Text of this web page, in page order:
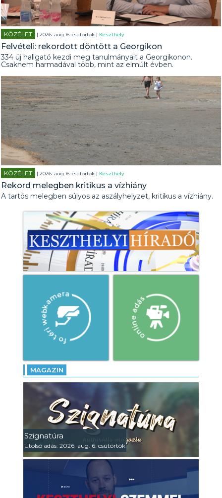
KÖZÉLET | 2026. aug. 6. csütörtök | Keszthely
Felvételi: rekordott döntött a Georgikon
334 új hallgató kezdi meg tanulmányait a Georgikonon.
Csaknem harmadával több, mint az elmúlt évben.
KÖZÉLET | 2026. aug. 6. csütörtök | Keszthely
Rekord melegben kritikus a vízhiány
A tartós melegben súlyos az aszályhelyzet, kritikus a vízhiány.
MAGAZIN
Szignatúra
Utolsó adás: 2026. aug. 6. csütörtök